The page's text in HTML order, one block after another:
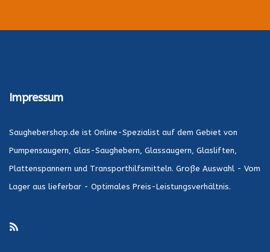
Impressum
Saughebershop.de ist Online-Spezialist auf dem Gebiet von
Pumpensaugern, Glas-Saughebern, Glassaugern, Glasliften,
Plattenspannern und Transporthilfsmitteln. Große Auswahl - Vom
Lager aus lieferbar - Optimales Preis-Leistungsverhältnis.